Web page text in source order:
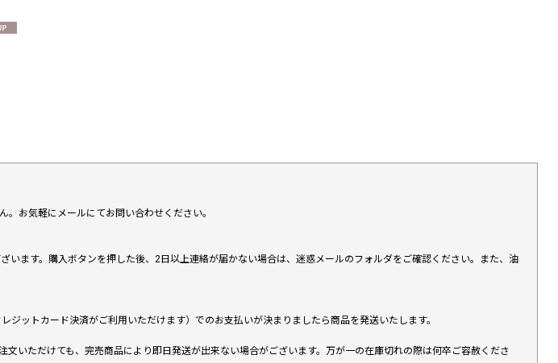
お気軽にメールにてお問い合わせください。
ます。購入ボタンを押した後、2日以上連絡が届かない場合は、迷惑メールのフォルダをご確認ください。また、油
ットカード決済がご利用いただけます）でのお支払いが決まりましたら商品を発送いたします。
いただけても、完売商品により即日発送が出来ない場合がございます。万が一の在庫切れの際は何卒ご容赦くださ